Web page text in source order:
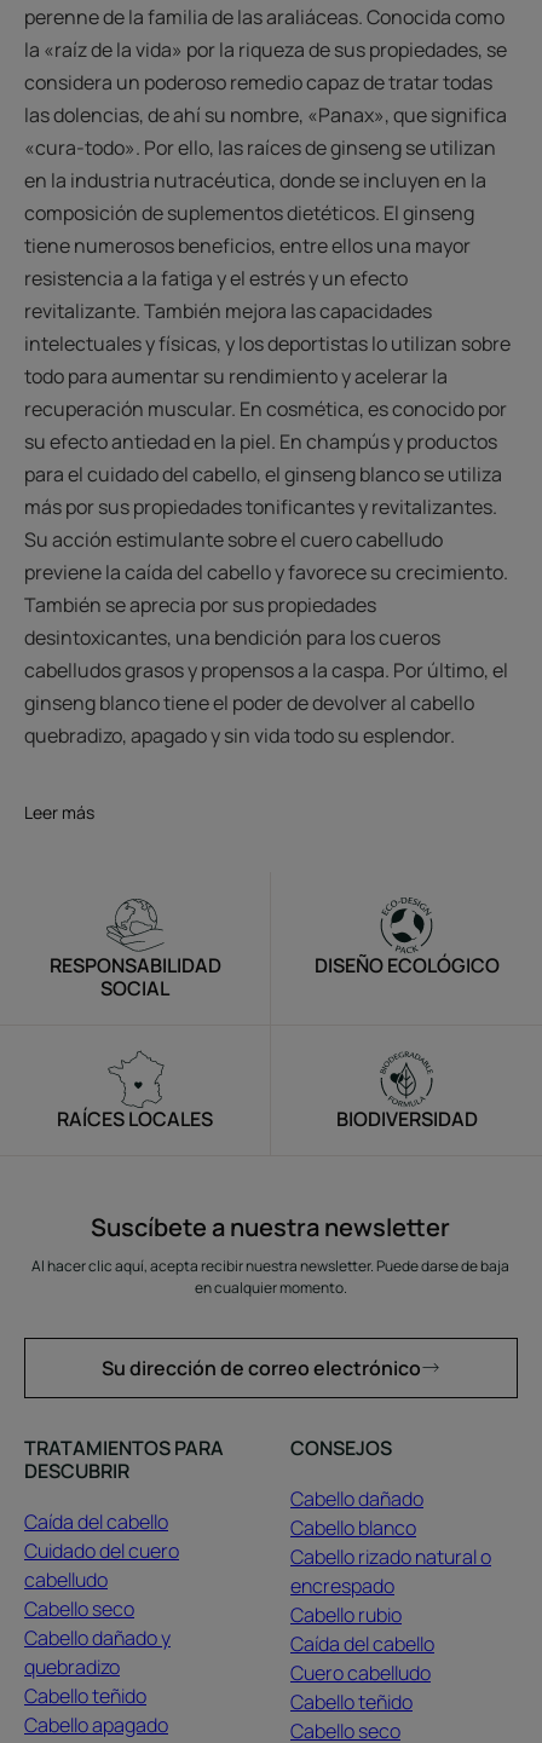
perenne de la familia de las araliáceas. Conocida como
la «raíz de la vida» por la riqueza de sus propiedades, se
considera un poderoso remedio capaz de tratar todas
las dolencias, de ahí su nombre, «Panax», que significa
«cura-todo». Por ello, las raíces de ginseng se utilizan
en la industria nutracéutica, donde se incluyen en la
composición de suplementos dietéticos. El ginseng
tiene numerosos beneficios, entre ellos una mayor
resistencia a la fatiga y el estrés y un efecto
revitalizante. También mejora las capacidades
intelectuales y físicas, y los deportistas lo utilizan sobre
todo para aumentar su rendimiento y acelerar la
recuperación muscular. En cosmética, es conocido por
su efecto antiedad en la piel. En champús y productos
para el cuidado del cabello, el ginseng blanco se utiliza
más por sus propiedades tonificantes y revitalizantes.
Su acción estimulante sobre el cuero cabelludo
previene la caída del cabello y favorece su crecimiento.
También se aprecia por sus propiedades
desintoxicantes, una bendición para los cueros
cabelludos grasos y propensos a la caspa. Por último, el
ginseng blanco tiene el poder de devolver al cabello
quebradizo, apagado y sin vida todo su esplendor.
Leer más
RESPONSABILIDAD
SOCIAL
DISEÑO ECOLÓGICO
RAÍCES LOCALES BIODIVERSIDAD
Suscíbete a nuestra newsletter
Al hacer clic aquí, acepta recibir nuestra newsletter. Puede darse de baja
en cualquier momento.
Su dirección de correo electrónico
TRATAMIENTOS PARA
DESCUBRIR
Caída del cabello
Cuidado del cuero
cabelludo
Cabello seco
Cabello dañado y
quebradizo
Cabello teñido
Cabello apagado
CONSEJOS
Cabello dañado
Cabello blanco
Cabello rizado natural o
encrespado
Cabello rubio
Caída del cabello
Cuero cabelludo
Cabello teñido
Cabello seco